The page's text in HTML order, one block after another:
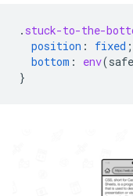
. stuck-to-the-
position : fixed ;
bottom : env(safe
}